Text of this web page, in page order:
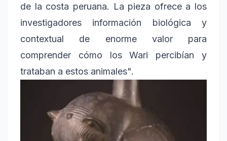
de la costa peruana. La pieza ofrece a los
investigadores información biológica y
contextual de enorme valor para
comprender cómo los Wari percibían y
trataban a estos animales".